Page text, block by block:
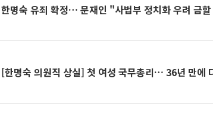
한명숙 유죄 확정… 문재인 "사법부 정치화 우려 금
[한명숙 의원직 상실] 첫 여성 국무총리… 36년 만에